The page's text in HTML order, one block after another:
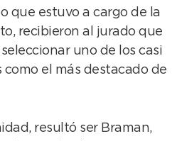
que estuvo a cargo de la
recibieron al jurado que
uno de los casi
el más destacado de
resultó ser Braman,